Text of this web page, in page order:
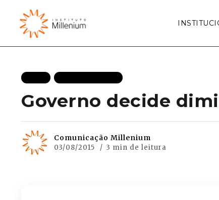
Governo decide
Comunicação Millenium
03/08/2015 3 min de leitura